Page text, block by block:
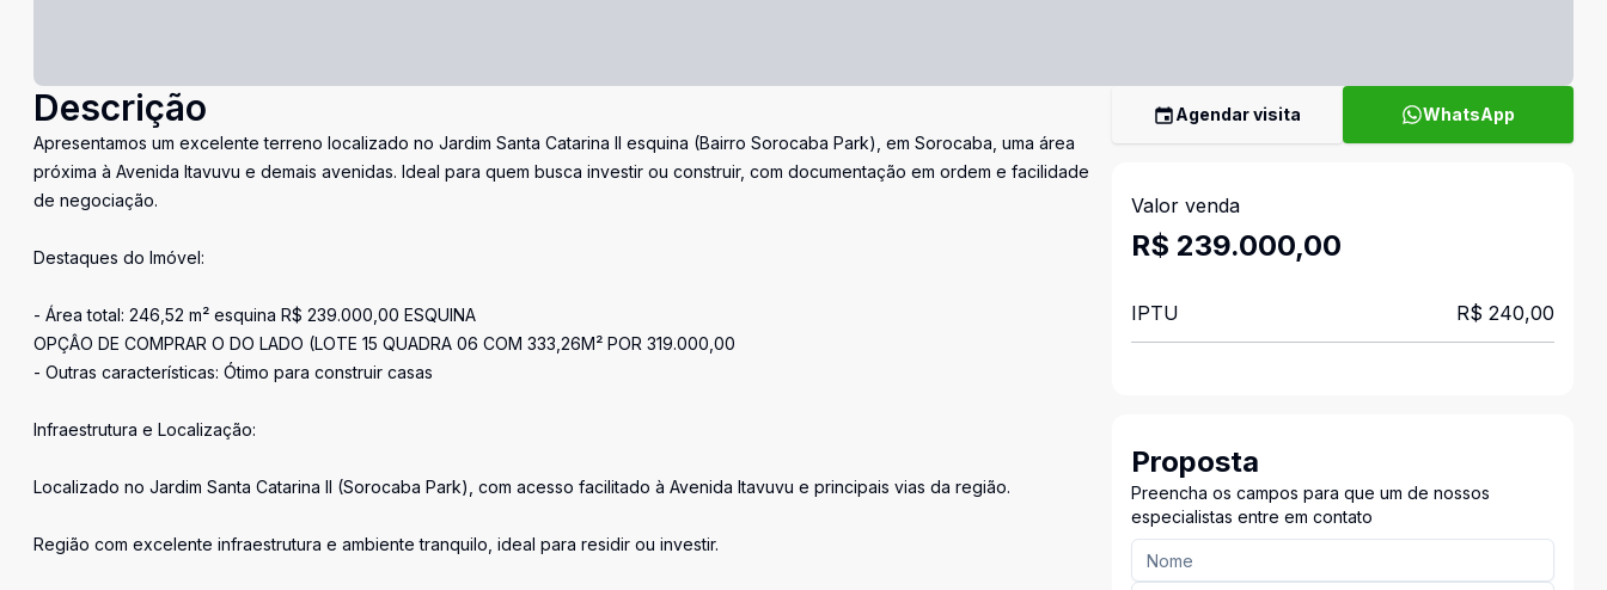
Descrição
Apresentamos um excelente terreno localizado no Jardim Santa Catarina II esquina (Bairro Sorocaba Park), em Sorocaba, uma área
próxima à Avenida Itavuvu e demais avenidas. Ideal para quem busca investir ou construir, com documentação em ordem e facilidade
de negociação.
Destaques do Imóvel:
- Área total: 246,52 m² esquina R$ 239.000,00 ESQUINA
OPÇÂO DE COMPRAR O DO LADO (LOTE 15 QUADRA 06 COM 333,26M² POR 319.000,00
- Outras características: Ótimo para construir casas
Infraestrutura e Localização:
Localizado no Jardim Santa Catarina II (Sorocaba Park), com acesso facilitado à Avenida Itavuvu e principais vias da região.
Região com excelente infraestrutura e ambiente tranquilo, ideal para residir ou investir.
Agendar visita WhatsApp
Valor venda
R$ 239.000,00
IPTU R$ 240,00
Proposta
Preencha os campos para que um de nossos
especialistas entre em contato